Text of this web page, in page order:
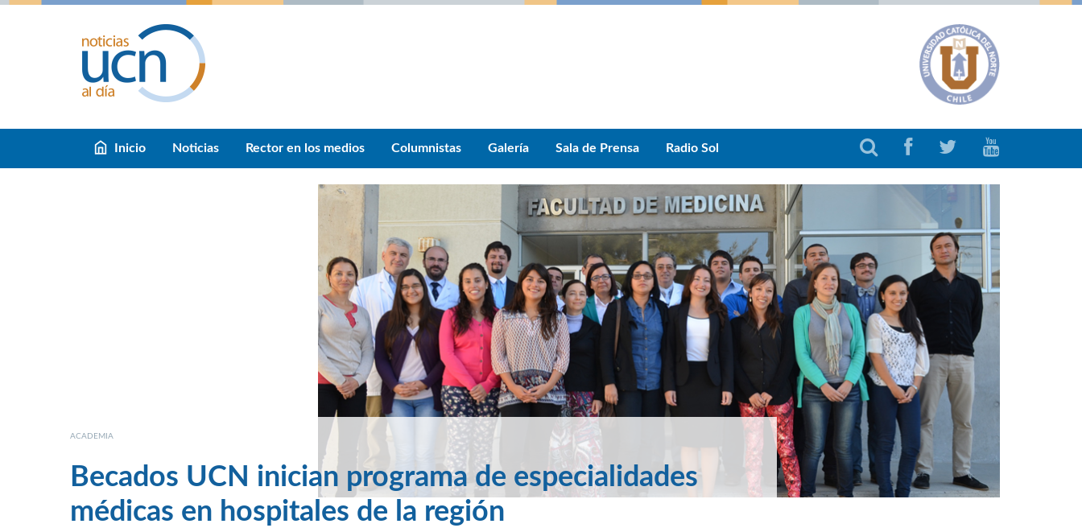
Inicio Noticias Rector en los medios Columnistas Galería Sala de Prensa Radio Sol
ACADEMIA
Becados UCN inician programa de especialidades
médicas en hospitales de la región